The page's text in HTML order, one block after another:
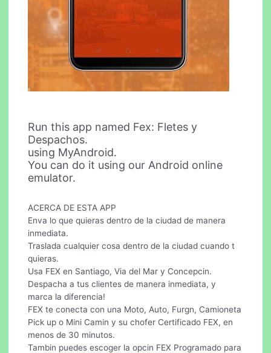
Run this app named Fex: Fletes y
Despachos.
using MyAndroid.
You can do it using our Android online
emulator.
ACERCA DE ESTA APP
Enva lo que quieras dentro de la ciudad de manera
inmediata.
Traslada cualquier cosa dentro de la ciudad cuando t
quieras.
Usa FEX en Santiago, Via del Mar y Concepcin.
Despacha a tus clientes de manera inmediata, y
marca la diferencia!
FEX te conecta con una Moto, Auto, Furgn, Camioneta
Pick up o Mini Camin y su chofer Certificado FEX, en
menos de 30 minutos.
Tambin puedes escoger la opcin FEX Programado para